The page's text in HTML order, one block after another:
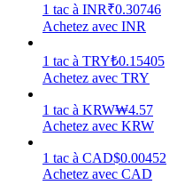
Jalonnement
Des rendements élevés
1 tac à INR₹0.30746
Achetez avec INR
1 tac à TRY₺0.15405
Achetez avec TRY
1 tac à KRW₩4.57
Achetez avec KRW
1 tac à CAD$0.00452
Achetez avec CAD